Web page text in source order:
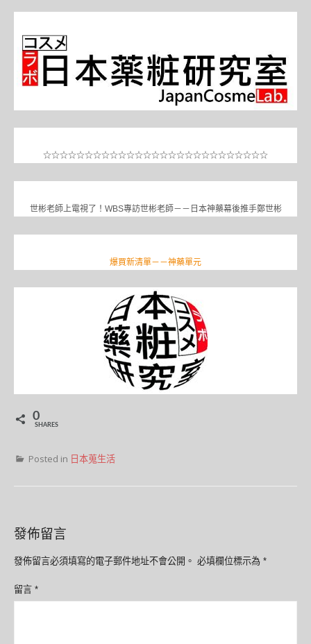
☆☆☆☆☆☆☆☆☆☆☆☆☆☆☆☆☆☆☆☆☆☆☆☆☆☆☆
世彬老師上電視了！WBS專訪世彬老師－－日本神藥幕後推手鄭世彬
爆買新清單－－神藥單元
0
SHARES
Posted in 日本蒐生活
發佈留言
發佈留言必須填寫的電子郵件地址不會公開。 必填欄位標示為 *
留言 *